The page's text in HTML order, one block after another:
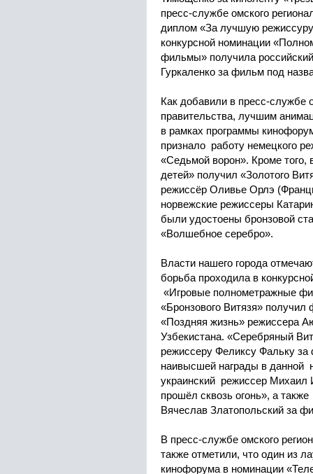
пресс-службе омского
диплом «За лучшую
конкурсной номинации
фильмы» получила
Гуркаленко за фильм под
Как добавили в пресс-службе
правительства, лучшим
в рамках программы
признало работу немецкого
«Седьмой ворон». Кроме
детей» получил «Золотого
режиссёр Оливье Орлэ
норвежские режиссеры
были удостоены бронзовой
«Волшебное серебро».
Власти нашего города
борьба проходила в
«Игровые полнометражные
«Бронзового Витязя»
«Поздняя жизнь» режиссера
Узбекистана. «Серебряный
режиссеру Феликсу Фальку
наивысшей награды в данной
украинский режиссер Михаил
прошёл сквозь огонь», а
Вячеслав Златопольский за
В пресс-службе омского
также отметили, что один из
кинофорума в номинации